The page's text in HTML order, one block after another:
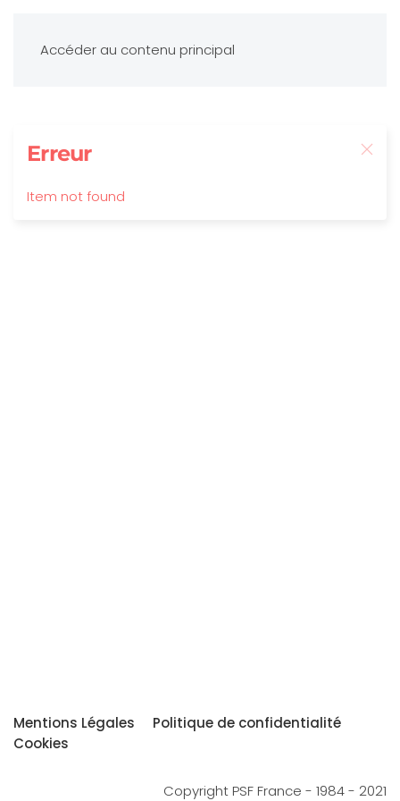
Accéder au contenu principal
Erreur
Item not found
Mentions Légales
Politique de confidentialité
Cookies
Copyright PSF France - 1984 - 2021